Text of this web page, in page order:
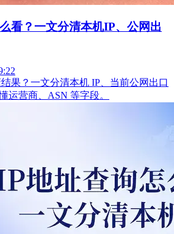
看？一文分清本机IP、公网出
果？一文分清本机 IP、当前公网出口
运营商、ASN 等字段。